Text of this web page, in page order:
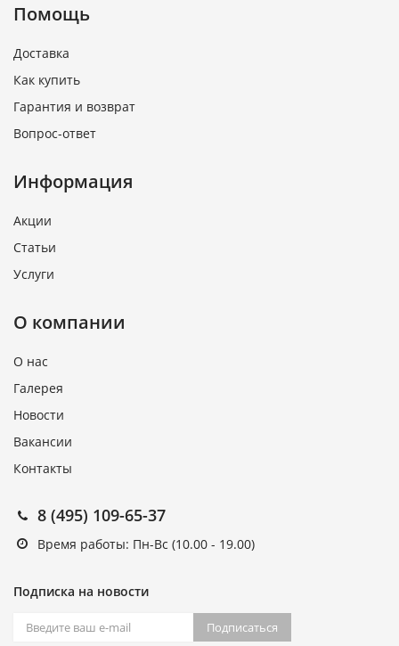
Помощь
Доставка
Как купить
Гарантия и возврат
Вопрос-ответ
Информация
Акции
Статьи
Услуги
О компании
О нас
Галерея
Новости
Вакансии
Контакты
8 (495) 109-65-37
Время работы: Пн-Вс (10.00 - 19.00)
Подписка на новости
Подписаться